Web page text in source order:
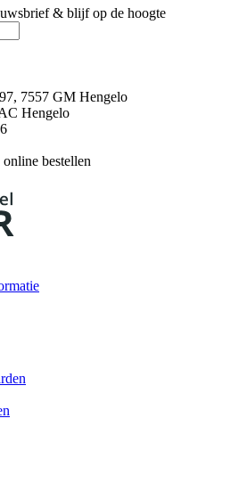
& blijf op de hoogte
7557 GM Hengelo
Hengelo
bestellen